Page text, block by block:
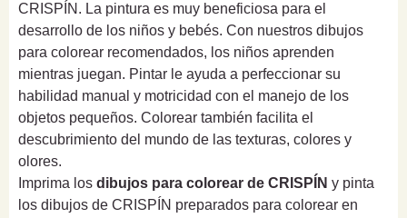
CRISPÍN. La pintura es muy beneficiosa para el
desarrollo de los niños y bebés. Con nuestros dibujos
para colorear recomendados, los niños aprenden
mientras juegan. Pintar le ayuda a perfeccionar su
habilidad manual y motricidad con el manejo de los
objetos pequeños. Colorear también facilita el
descubrimiento del mundo de las texturas, colores y
olores.
Imprima los dibujos para colorear de CRISPÍN y pinta
los dibujos de CRISPÍN preparados para colorear en